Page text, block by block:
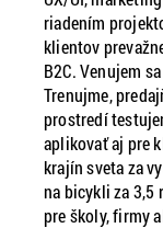
riadením
klientov
B2C. Venujem
Trenujme,
prostredí
aplikovať aj pre
krajín sveta za
na bicykli za 3,5
pre školy, firmy